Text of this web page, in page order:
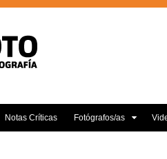
Notas Críticas Fotógrafos/as